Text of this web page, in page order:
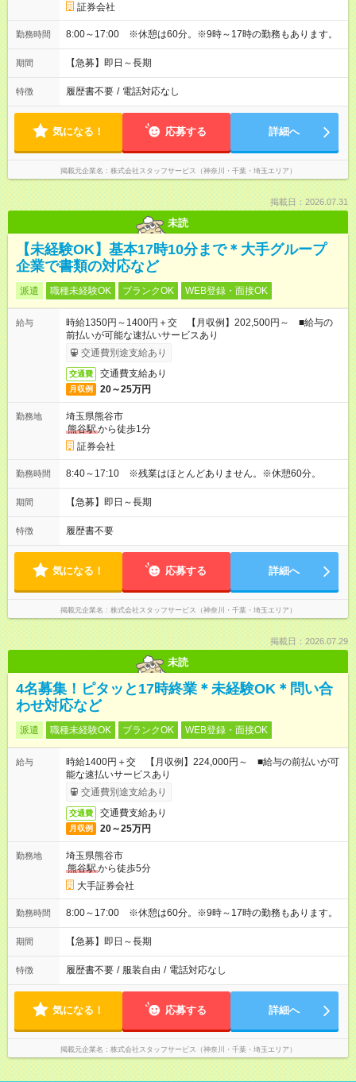
証券会社
勤務時間 8:00～17:00 ※休憩は60分。※9時～17時の勤務もあります。
期間 【急募】即日～長期
特徴 履歴書不要 / 電話対応なし
気になる！ 応募する 詳細へ
掲載元企業名 株式会社スタッフサービス（神奈川・千葉・埼玉エリア）
掲載日：2026.07.31
未読
【未経験OK】基本17時10分まで＊大手グループ
企業で書類の対応など
派遣 職種未経験OK ブランクOK WEB登録・面接OK
給与
時給1350円～1400円＋交 【月収例】202,500円～ ■給与の
前払いが可能な速払いサービスあり
交通費別途支給あり
交通費 交通費支給あり
月収例 20～25万円
勤務地
埼玉県熊谷市
熊谷駅から徒歩1分
証券会社
勤務時間 8:40～17:10 ※残業はほとんどありません。※休憩60分。
期間 【急募】即日～長期
特徴 履歴書不要
気になる！ 応募する 詳細へ
掲載元企業名 株式会社スタッフサービス（神奈川・千葉・埼玉エリア）
掲載日：2026.07.29
未読
4名募集！ピタッと17時終業＊未経験OK＊問い合
わせ対応など
派遣 職種未経験OK ブランクOK WEB登録・面接OK
給与
時給1400円＋交 【月収例】224,000円～ ■給与の前払いが可
能な速払いサービスあり
交通費別途支給あり
交通費 交通費支給あり
月収例 20～25万円
勤務地
埼玉県熊谷市
熊谷駅から徒歩5分
大手証券会社
勤務時間 8:00～17:00 ※休憩は60分。※9時～17時の勤務もあります。
期間 【急募】即日～長期
特徴 履歴書不要 / 服装自由 / 電話対応なし
気になる！ 応募する 詳細へ
掲載元企業名 株式会社スタッフサービス（神奈川・千葉・埼玉エリア）